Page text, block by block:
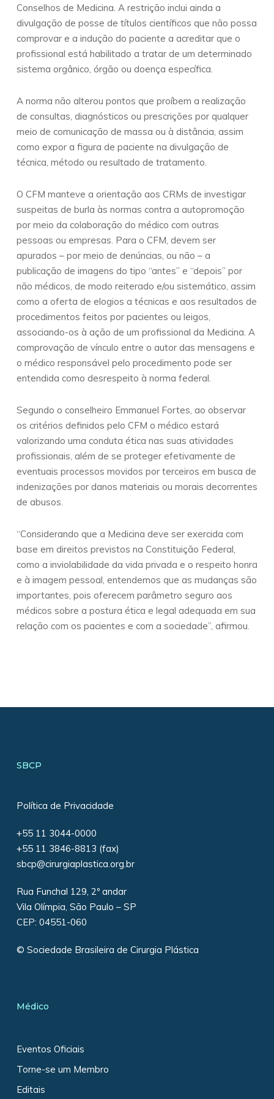
Conselhos de Medicina. A restrição inclui ainda a
divulgação de posse de títulos científicos que não possa
comprovar e a indução do paciente a acreditar que o
profissional está habilitado a tratar de um determinado
sistema orgânico, órgão ou doença específica.
A norma não alterou pontos que proíbem a realização
de consultas, diagnósticos ou prescrições por qualquer
meio de comunicação de massa ou à distância, assim
como expor a figura de paciente na divulgação de
técnica, método ou resultado de tratamento.
O CFM manteve a orientação aos CRMs de investigar
suspeitas de burla às normas contra a autopromoção
por meio da colaboração do médico com outras
pessoas ou empresas. Para o CFM, devem ser
apurados – por meio de denúncias, ou não – a
publicação de imagens do tipo “antes” e “depois” por
não médicos, de modo reiterado e/ou sistemático, assim
como a oferta de elogios a técnicas e aos resultados de
procedimentos feitos por pacientes ou leigos,
associando-os à ação de um profissional da Medicina. A
comprovação de vínculo entre o autor das mensagens e
o médico responsável pelo procedimento pode ser
entendida como desrespeito à norma federal.
Segundo o conselheiro Emmanuel Fortes, ao observar
os critérios definidos pelo CFM o médico estará
valorizando uma conduta ética nas suas atividades
profissionais, além de se proteger efetivamente de
eventuais processos movidos por terceiros em busca de
indenizações por danos materiais ou morais decorrentes
de abusos.
“Considerando que a Medicina deve ser exercida com
base em direitos previstos na Constituição Federal,
como a inviolabilidade da vida privada e o respeito honra
e à imagem pessoal, entendemos que as mudanças são
importantes, pois oferecem parâmetro seguro aos
médicos sobre a postura ética e legal adequada em sua
relação com os pacientes e com a sociedade”, afirmou.
SBCP
Política de Privacidade
+55 11 3044-0000
+55 11 3846-8813 (fax)
sbcp@cirurgiaplastica.org.br
Rua Funchal 129, 2º andar
Vila Olímpia, São Paulo – SP
CEP: 04551-060
© Sociedade Brasileira de Cirurgia Plástica
Médico
Eventos Oficiais
Torne-se um Membro
Editais